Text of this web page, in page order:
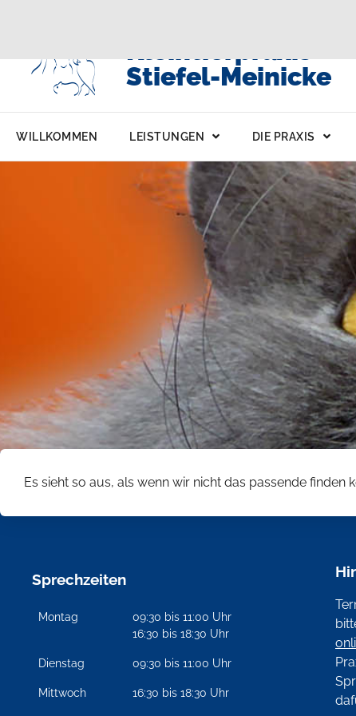
Stiefel-Meinicke
WILLKOMMEN LEISTUNGEN DIE PRAXIS
Es sieht so aus, als wenn wir nicht das passende finden
Sprechzeiten
Montag
09:30 bis 11:00 Uhr
16:30 bis 18:30 Uhr
Dienstag 09:30 bis 11:00 Uhr
Mittwoch 16:30 bis 18:30 Uhr